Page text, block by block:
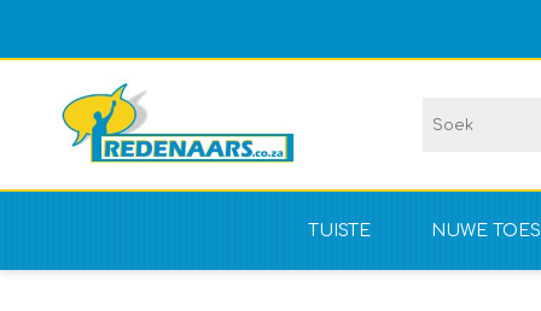
TUISTE NUWE